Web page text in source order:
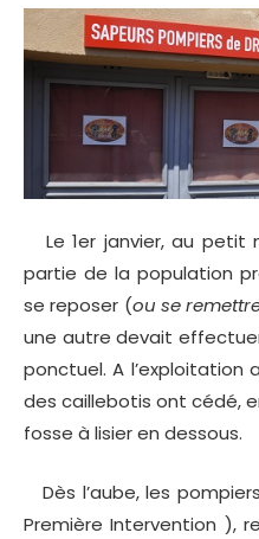
Le 1er janvier, au petit
partie de la population
se reposer (ou se
une autre devait
ponctuel. A l’exploitation
des caillebotis ont cédé,
fosse à lisier en dessous.
Dès l’aube, les
Première Intervention ),